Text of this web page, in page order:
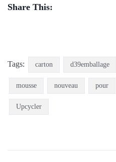
Share This:
Tags: carton d39emballage
mousse nouveau pour
Upcycler